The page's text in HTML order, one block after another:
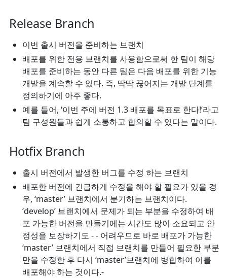
Release Branch
이번 출시 버전을 준비하는 브랜치
배포를 위한 전용 브랜치를 사용함으로써 한 팀이 해당
배포를 준비하는 동안 다른 팀은 다음 배포를 위한 기능
개발을 계속할 수 있다. 즉, 딱딱 끊어지는 개발 단계를
정의하기에 아주 좋다.
예를 들어, ‘이번 주에 버전 1.3 배포를 목표로 한다!’라고
팀 구성원들과 쉽게 소통하고 합의할 수 있다는 말이다.
Hotfix Branch
출시 버전에서 발생한 버그를 수정 하는 브랜치
배포한 버전에 긴급하게 수정을 해야 할 필요가 있을 경
우, ‘master’ 브랜치에서 분기하는 브랜치이다.
‘develop’ 브랜치에서 문제가 되는 부분을 수정하여 배
포 가능한 버전을 만들기에는 시간도 많이 소요되고 안
정성을 보장하기도 - - 어려우므로 바로 배포가 가능한
‘master’ 브랜치에서 직접 브랜치를 만들어 필요한 부분
만을 수정한 후 다시 ‘master’브랜치에 병합하여 이를
배포해야 하는 것이다.-